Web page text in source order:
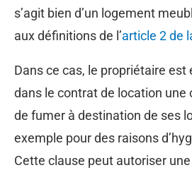
s’agit bien d’un logement
aux définitions de l’article 2 de
Dans ce cas, le propriétaire est
dans le contrat de location une
de fumer à destination de ses
exemple pour des raisons
Cette clause peut autoriser